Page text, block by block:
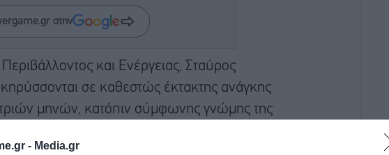
- Media.gr
στην
και Ενέργειας, Σταύρος
σε καθεστώς έκτακτης ανάγκης
τριών μηνών, κατόπιν σύμφωνης γνώμης της
και Υδάτων (ΡΑΑΕΥ) και του γενικού γραμματέα